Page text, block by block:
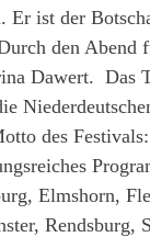
Er ist der
den
Dawert. Das
des
Elmshorn,
Rendsburg,